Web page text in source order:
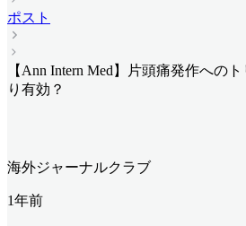
ポスト
【Ann Intern Med】片頭痛発作への
り有効？
海外ジャーナルクラブ
1年前